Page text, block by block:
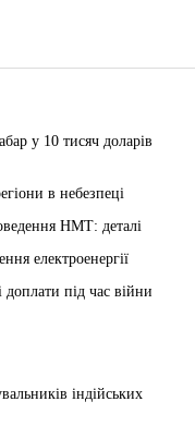
у 10 тисяч доларів
в небезпеці
НМТ: деталі
електроенергії
під час війни
індійських